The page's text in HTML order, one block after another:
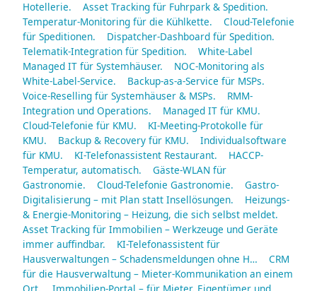
Hotellerie.
Asset Tracking für Fuhrpark & Spedition.
Temperatur-Monitoring für die Kühlkette.
Cloud-Telefonie
für Speditionen.
Dispatcher-Dashboard für Spedition.
Telematik-Integration für Spedition.
White-Label
Managed IT für Systemhäuser.
NOC-Monitoring als
White-Label-Service.
Backup-as-a-Service für MSPs.
Voice-Reselling für Systemhäuser & MSPs.
RMM-
Integration und Operations.
Managed IT für KMU.
Cloud-Telefonie für KMU.
KI-Meeting-Protokolle für
KMU.
Backup & Recovery für KMU.
Individualsoftware
für KMU.
KI-Telefonassistent Restaurant.
HACCP-
Temperatur, automatisch.
Gäste-WLAN für
Gastronomie.
Cloud-Telefonie Gastronomie.
Gastro-
Digitalisierung – mit Plan statt Insellösungen.
Heizungs-
& Energie-Monitoring – Heizung, die sich selbst meldet.
Asset Tracking für Immobilien – Werkzeuge und Geräte
immer auffindbar.
KI-Telefonassistent für
Hausverwaltungen – Schadensmeldungen ohne H…
CRM
für die Hausverwaltung – Mieter-Kommunikation an einem